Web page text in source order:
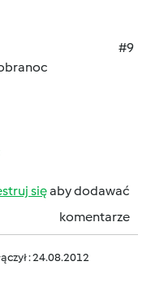
#9
sięaby dodawać
komentarze
: 24.08.2012